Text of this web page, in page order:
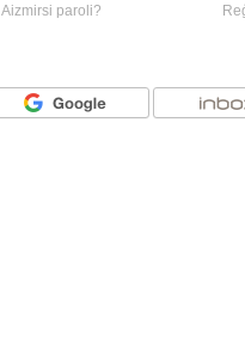
Aizmirsi paroli?